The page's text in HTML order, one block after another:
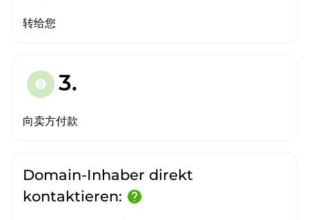
转给您
paid 3.
向卖方付款
Domain-Inhaber direkt
kontaktieren: help